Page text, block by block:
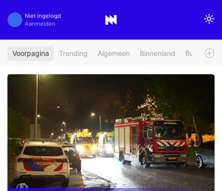
Niet ingelogd
Aanmelden
Voorpagina Trending Algemeen Binnenland Buitenland